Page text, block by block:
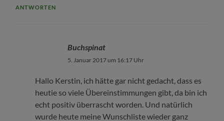
ANTWORTEN
Buchspinat
5. Januar 2017 um 16:17 Uhr
Hallo Kerstin, ich hätte gar nicht gedacht, dass es
heutie so viele Übereinstimmungen gibt, da bin ich
echt positiv überrascht worden. Und natürlich
wurde heute meine Wunschliste wieder ganz